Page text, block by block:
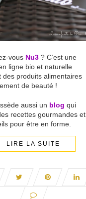
vous Nu3 ? C’est une
ligne bio et naturelle
des produits alimentaires
de beauté !
aussi un blog qui
recettes gourmandes et
pour être en forme.
LIRE LA SUITE